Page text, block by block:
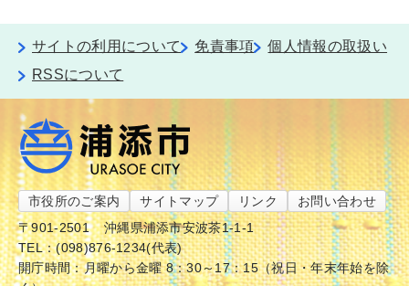
サイトの利用について 免責事項
個人情報の取扱い
RSSについて
市役所のご案内 サイトマップ リンク
お問い合わせ
〒901-2501
沖縄県浦添市安波茶1-1-1
TEL：(098)876-1234(代表)
開庁時間：月曜から金曜 8：30～17：15（祝日・年末年始を除